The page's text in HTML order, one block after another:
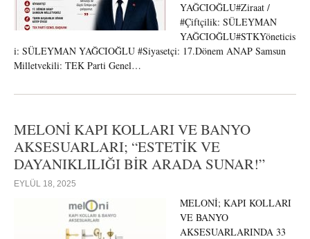
YAĞCIOĞLU#Ziraat /
#Çiftçilik: SÜLEYMAN
YAĞCIOĞLU#STKYöneticis
i: SÜLEYMAN YAĞCIOĞLU #Siyasetçi: 17.Dönem ANAP Samsun
Milletvekili: TEK Parti Genel…
MELONİ KAPI KOLLARI VE BANYO
AKSESUARLARI; “ESTETİK VE
DAYANIKLILIĞI BİR ARADA SUNAR!”
EYLÜL 18, 2025
MELONİ; KAPI KOLLARI
VE BANYO
AKSESUARLARINDA 33